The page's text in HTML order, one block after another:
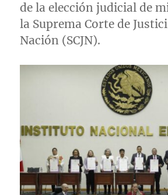
de la elección judicial de
la Suprema Corte de
Nación (SCJN).